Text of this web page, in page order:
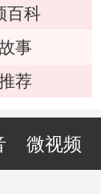
百科
事
荐
微视频